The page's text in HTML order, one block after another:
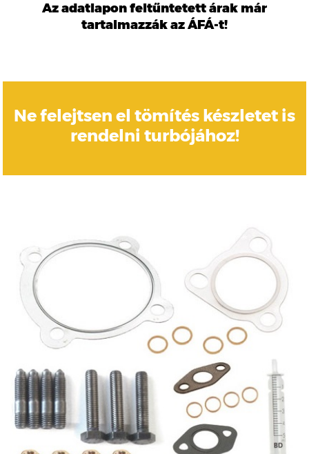
Az adatlapon feltűntetett árak már
tartalmazzák az ÁFÁ-t!
Ne felejtsen el tömítés készletet is
rendelni turbójához!